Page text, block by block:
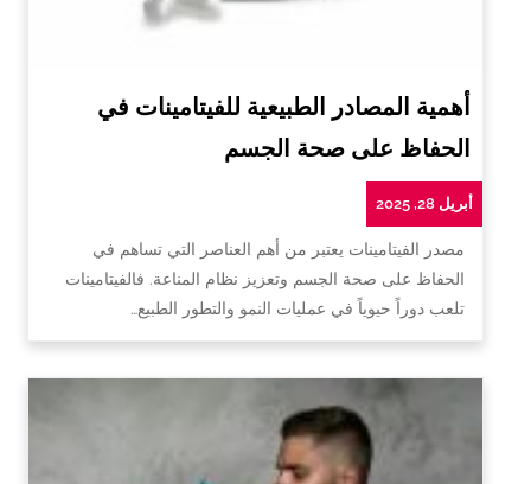
أهمية المصادر الطبيعية للفيتامينات في
الحفاظ على صحة الجسم
أبريل 28, 2025
مصدر الفيتامينات يعتبر من أهم العناصر التي تساهم في
الحفاظ على صحة الجسم وتعزيز نظام المناعة. فالفيتامينات
تلعب دوراً حيوياً في عمليات النمو والتطور الطبيع…